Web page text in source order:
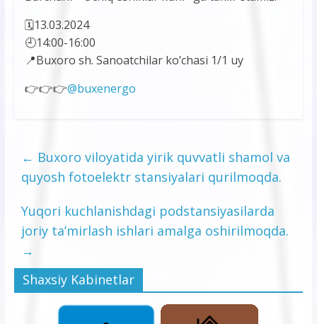
🗓13.03.2024
🕘14:00-16:00
📍Buxoro sh. Sanoatchilar ko’chasi 1/1 uy
👉👉👉@buxenergo
← Buxoro viloyatida yirik quvvatli shamol va
quyosh fotoelektr stansiyalari qurilmoqda.
Yuqori kuchlanishdagi podstansiyasilarda
joriy ta’mirlash ishlari amalga oshirilmoqda.
→
Shaxsiy Kabinetlar